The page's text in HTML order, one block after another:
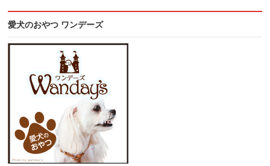
愛犬のおやつ ワンデーズ